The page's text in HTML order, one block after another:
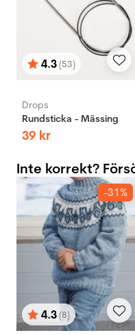
Betyg:
4.3(53)
utav 5 stjärnor
Drops
Rundsticka - Mässing
39 kr
Inte korrekt?
-31%
Betyg:
4.3(8)
utav 5 stjärnor